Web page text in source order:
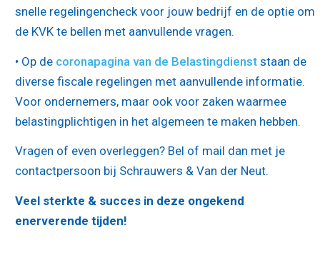
snelle regelingencheck voor jouw bedrijf en de optie om
de KVK te bellen met aanvullende vragen.
• Op de coronapagina van de Belastingdienst staan de
diverse fiscale regelingen met aanvullende informatie.
Voor ondernemers, maar ook voor zaken waarmee
belastingplichtigen in het algemeen te maken hebben.
Vragen of even overleggen? Bel of mail dan met je
contactpersoon bij Schrauwers & Van der Neut.
Veel sterkte & succes in deze ongekend
enerverende tijden!